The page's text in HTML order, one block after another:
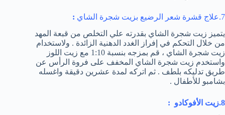
7.علاج قشرة شعر الرضيع بزيت شجرة الشاي
:
يتميز زيت شجرة الشاي بقدرته علي التخلص من قبعة المهد
من خلال التحكم في إفراز الغدد الدهنية الزائدة . ولاستخدام
زيت شجرة الشاي ، قم بمزجه بنسبة 1:10 مع زيت اللوز
واستخدم زيت شجرة الشاي المخفف على فروة الرأس عن
طريق تدليكه بلطف . ثم اتركه لمدة عشرين دقيقة واغسله
بشامبو للأطفال .
8.زيت الأفوكادو :